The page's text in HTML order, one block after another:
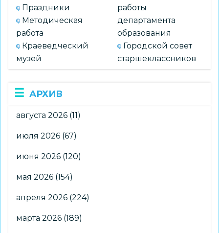
Праздники
Методическая
работа
Краеведческий
музей
работы
департамента
образования
Городской совет
старшеклассников
АРХИВ
августа 2026 (11)
июля 2026 (67)
июня 2026 (120)
мая 2026 (154)
апреля 2026 (224)
марта 2026 (189)